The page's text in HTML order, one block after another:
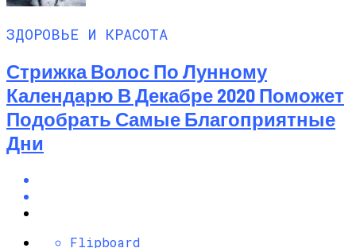
ЗДОРОВЬЕ И КРАСОТА
Стрижка Волос По Лунному
Календарю В Декабре 2020 Поможет
Подобрать Самые Благоприятные
Дни
Flipboard